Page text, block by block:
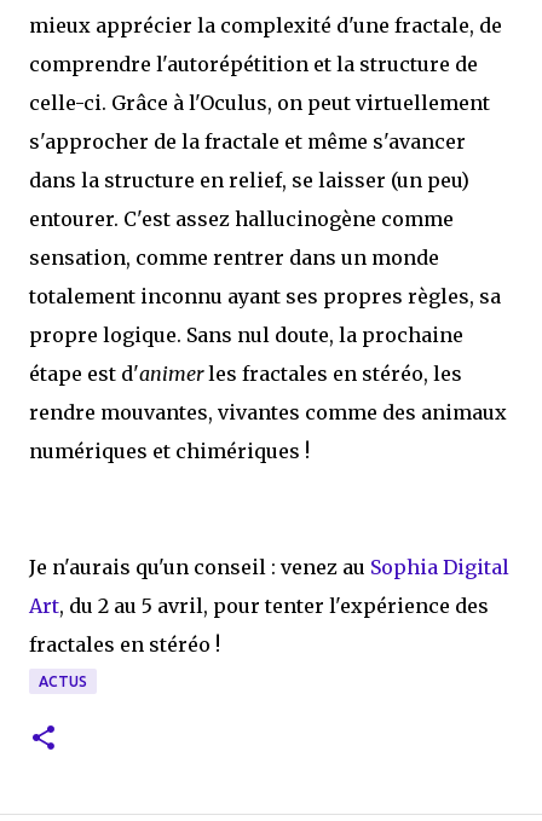
mieux apprécier la complexité d'une fractale, de
comprendre l'autorépétition et la structure de
celle-ci. Grâce à l'Oculus, on peut virtuellement
s'approcher de la fractale et même s'avancer
dans la structure en relief, se laisser (un peu)
entourer. C'est assez hallucinogène comme
sensation, comme rentrer dans un monde
totalement inconnu ayant ses propres règles, sa
propre logique. Sans nul doute, la prochaine
étape est d'animerles fractales en stéréo, les
rendre mouvantes, vivantes comme des animaux
numériques et chimériques !
Je n'aurais qu'un conseil : venez au Sophia Digital
Art, du 2 au 5 avril, pour tenter l'expérience des
fractales en stéréo !
ACTUS